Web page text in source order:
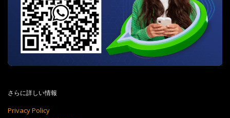
さらに詳しい情報
Privacy Policy